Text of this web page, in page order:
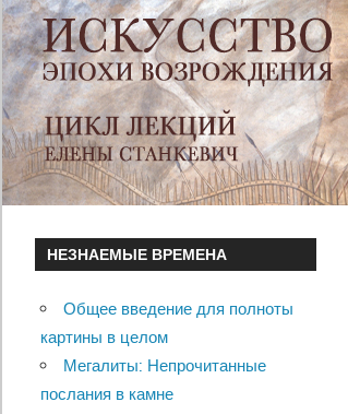
НЕЗНАЕМЫЕ ВРЕМЕНА
Общее введение для полноты
картины в целом
Мегалиты: Непрочитанные
послания в камне